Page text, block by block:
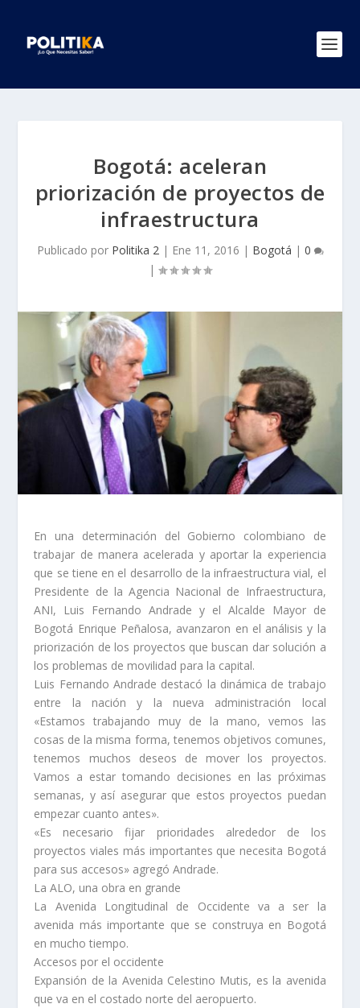
Bogotá: aceleran
priorización de proyectos de
infraestructura
Publicado por Politika 2| Ene 11, 2016 | Bogotá | 0
|
En una determinación del Gobierno colombiano de
trabajar de manera acelerada y aportar la experiencia
que se tiene en el desarrollo de la infraestructura vial, el
Presidente de la Agencia Nacional de Infraestructura,
ANI, Luis Fernando Andrade y el Alcalde Mayor de
Bogotá Enrique Peñalosa, avanzaron en el análisis y la
priorización de los proyectos que buscan dar solución a
los problemas de movilidad para la capital.
Luis Fernando Andrade destacó la dinámica de trabajo
entre la nación y la nueva administración local
«Estamos trabajando muy de la mano, vemos las
cosas de la misma forma, tenemos objetivos comunes,
tenemos muchos deseos de mover los proyectos.
Vamos a estar tomando decisiones en las próximas
semanas, y así asegurar que estos proyectos puedan
empezar cuanto antes».
«Es necesario fijar prioridades alrededor de los
proyectos viales más importantes que necesita Bogotá
para sus accesos» agregó Andrade.
La ALO, una obra en grande
La Avenida Longitudinal de Occidente va a ser la
avenida más importante que se construya en Bogotá
en mucho tiempo.
Accesos por el occidente
Expansión de la Avenida Celestino Mutis, es la avenida
que va en el costado norte del aeropuerto.